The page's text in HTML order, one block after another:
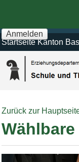
Startseite Kanton
Anmelden
|
Direkt
zur
Navigation
Zurück zur